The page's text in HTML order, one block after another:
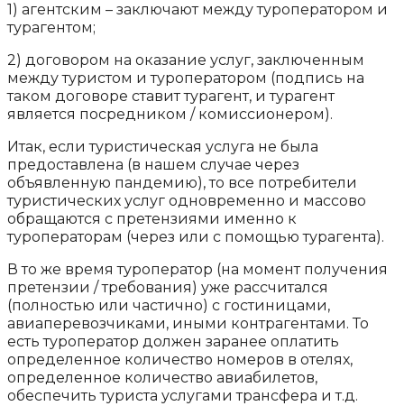
1) агентским – заключают между туроператором и
турагентом;
2) договором на оказание услуг, заключенным
между туристом и туроператором (подпись на
таком договоре ставит турагент, и турагент
является посредником / комиссионером).
Итак, если туристическая услуга не была
предоставлена (в нашем случае через
объявленную пандемию), то все потребители
туристических услуг одновременно и массово
обращаются с претензиями именно к
туроператорам (через или с помощью турагента).
В то же время туроператор (на момент получения
претензии / требования) уже рассчитался
(полностью или частично) с гостиницами,
авиаперевозчиками, иными контрагентами. То
есть туроператор должен заранее оплатить
определенное количество номеров в отелях,
определенное количество авиабилетов,
обеспечить туриста услугами трансфера и т.д.